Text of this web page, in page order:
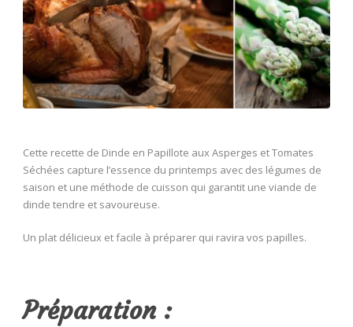
Cette recette de Dinde en Papillote aux Asperges et Tomates
Séchées capture l’essence du printemps avec des légumes de
saison et une méthode de cuisson qui garantit une viande de
dinde tendre et savoureuse.
Un plat délicieux et facile à préparer qui ravira vos papilles.
Préparation :